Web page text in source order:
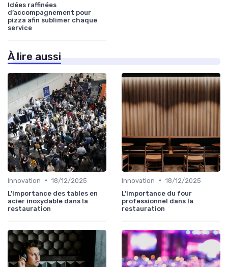
Idées raffinées
d’accompagnement pour
pizza afin sublimer chaque
service
À lire aussi
Innovation • 18/12/2025
L'importance des tables en
acier inoxydable dans la
restauration
Innovation • 18/12/2025
L'importance du four
professionnel dans la
restauration